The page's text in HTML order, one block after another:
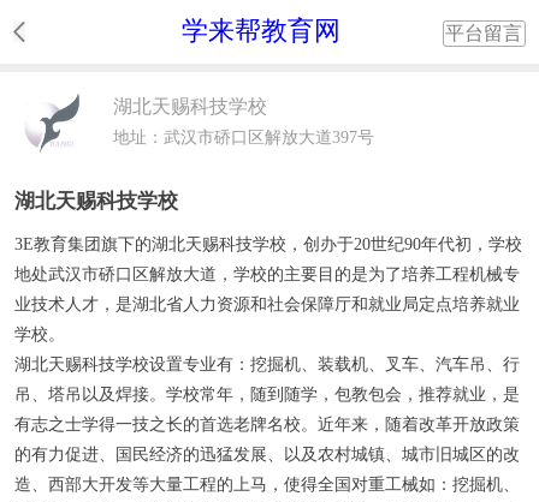
学来帮教育网 平台留言
湖北天赐科技学校
地址：武汉市硚口区解放大道397号
湖北天赐科技学校
3E教育集团旗下的湖北天赐科技学校，创办于20世纪90年代初，学校
地处武汉市硚口区解放大道，学校的主要目的是为了培养工程机械专
业技术人才，是湖北省人力资源和社会保障厅和就业局定点培养就业
学校。
湖北天赐科技学校设置专业有：挖掘机、装载机、叉车、汽车吊、行
吊、塔吊以及焊接。学校常年，随到随学，包教包会，推荐就业，是
有志之士学得一技之长的首选老牌名校。近年来，随着改革开放政策
的有力促进、国民经济的迅猛发展、以及农村城镇、城市旧城区的改
造、西部大开发等大量工程的上马，使得全国对重工械如：挖掘机、